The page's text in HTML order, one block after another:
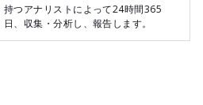
持つアナリストによって24時間365
日、収集・分析し、報告します。